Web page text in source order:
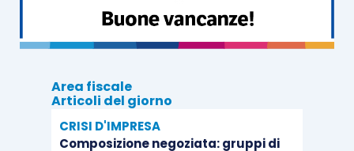
Né si può procedere alla richiesta di rimborso
laddove i Comuni che hanno realizzatosistemi di
conferiti al servizio pubblico, hanno introdotto in
luogo della TARI, una tariffa avente natura
corrispettiva, in applicazione dell’
articolo 1
Area fiscale
Articoli del giorno
CRISI D'IMPRESA
Composizione negoziata: gruppi di